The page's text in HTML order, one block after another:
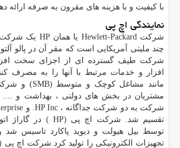
با کیفیت و با هزینه های مقرون به صرفه ارائه
نمایندگی اچ پی
شرکت Hewlett-Packard یا همانHP یک شرکت
چند ملیتی آمریکایی است که مقر آن در پالو
شرکت طیف گسترده ای از اجزای سخت
افزار و خدمات مرتبط با آنها را به مصرف
مانند مشاغل کوچک و متوسط (SMB) و
شرکت به دو شرکت جداگانه ،HP Inc . و
تقسیم شد. شرکت اچ پی (HP ) در گاراژ
توسط بیل هیولت و دیوید پاکارد تاسیس شد
تجهیزات الکترونیکی را تولید کرد.شرکت اچ پی